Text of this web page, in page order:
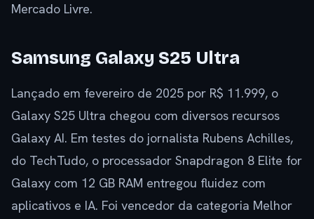
Mercado Livre.
Samsung Galaxy S25 Ultra
Lançado em fevereiro de 2025 por R$ 11.999, o
Galaxy S25 Ultra chegou com diversos recursos
Galaxy AI. Em testes do jornalista Rubens Achilles,
do TechTudo, o processador Snapdragon 8 Elite for
Galaxy com 12 GB RAM entregou fluidez com
aplicativos e IA. Foi vencedor da categoria Melhor